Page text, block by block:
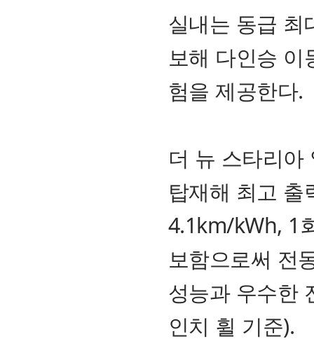
실내는 동급 최
보해 다인승 이
험을 제공한다.
더 뉴 스타리
탑재해 최고
4.1km/kWh, 1
보함으로써 전
성능과 우수한
인치 휠 기준).